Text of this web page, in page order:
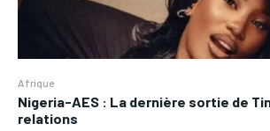
Afrique
Nigeria-AES : La dernière sortie de
relations